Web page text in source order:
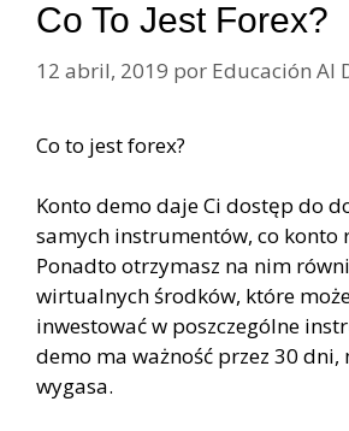
Co To Jest Forex?
12 abril, 2019 por Educación Al
Co to jest forex?
Konto demo daje Ci dostęp do
samych instrumentów, co konto
Ponadto otrzymasz na nim
wirtualnych środków, które
inwestować w poszczególne
demo ma ważność przez 30 dni,
wygasa.